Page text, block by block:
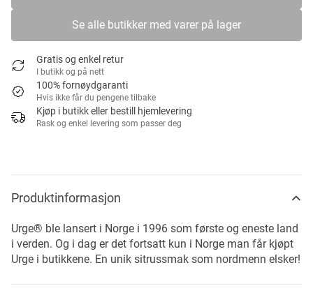
Se alle butikker med varer på lager
Gratis og enkel retur
I butikk og på nett
100% fornøydgaranti
Hvis ikke får du pengene tilbake
Kjøp i butikk eller bestill hjemlevering
Rask og enkel levering som passer deg
Produktinformasjon
Urge® ble lansert i Norge i 1996 som første og eneste land
i verden. Og i dag er det fortsatt kun i Norge man får kjøpt
Urge i butikkene. En unik sitrussmak som nordmenn elsker!